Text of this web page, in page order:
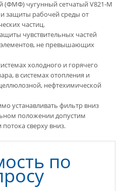
чугунный сетчатый V821-M
защиты рабочей среды от
частиц.
чувствительных частей
не превышающих
холодного и горячего
в системах отопления и
нефтехимической
устанавливать фильтр вниз
положении допустим
сверху вниз.
по